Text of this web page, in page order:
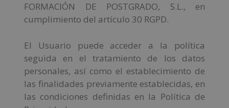
FORMACIÓN DE POSTGRADO, S.L., en
cumplimiento del artículo 30 RGPD.
El Usuario puede acceder a la política
seguida en el tratamiento de los datos
personales, así como el establecimiento de
las finalidades previamente establecidas, en
las condiciones definidas en la Política de